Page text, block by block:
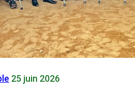
25 juin 2026